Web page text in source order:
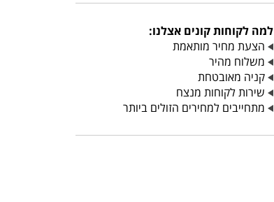
למה לקוחות קונים אצלנו:
הצעת מחיר מותאמת
משלוח מהיר
קניה מאובטחת
שירות לקוחות מנצח
מתחייבים למחירים הזולים ביותר